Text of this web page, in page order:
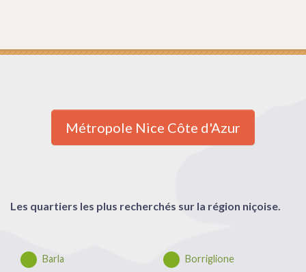
Métropole Nice Côte d'Azur
Les quartiers les plus recherchés sur la région niçoise.
Barla Borriglione